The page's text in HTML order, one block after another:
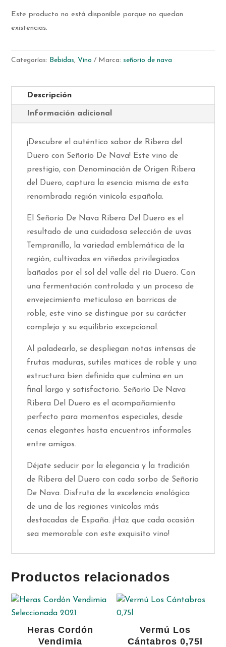
precio
20,99 €.
precio
11,50 €.
Este producto no está disponible porque no quedan
existencias.
Categorías: Bebidas, Vino Marca: señorio de nava
Descripción
Información adicional
¡Descubre el auténtico sabor de Ribera del
Duero con Señorío De Nava! Este vino de
prestigio, con Denominación de Origen Ribera
del Duero, captura la esencia misma de esta
renombrada región vinícola española.
El Señorío De Nava Ribera Del Duero es el
resultado de una cuidadosa selección de uvas
Tempranillo, la variedad emblemática de la
región, cultivadas en viñedos privilegiados
bañados por el sol del valle del río Duero. Con
una fermentación controlada y un proceso de
envejecimiento meticuloso en barricas de
roble, este vino se distingue por su carácter
complejo y su equilibrio excepcional.
Al paladearlo, se despliegan notas intensas de
frutas maduras, sutiles matices de roble y una
estructura bien definida que culmina en un
final largo y satisfactorio. Señorío De Nava
Ribera Del Duero es el acompañamiento
perfecto para momentos especiales, desde
cenas elegantes hasta encuentros informales
entre amigos.
Déjate seducir por la elegancia y la tradición
de Ribera del Duero con cada sorbo de Señorío
De Nava. Disfruta de la excelencia enológica
de una de las regiones vinícolas más
destacadas de España. ¡Haz que cada ocasión
sea memorable con este exquisito vino!
Productos relacionados
Heras Cordón
Vendimia
Vermú Los
Cántabros 0,75l